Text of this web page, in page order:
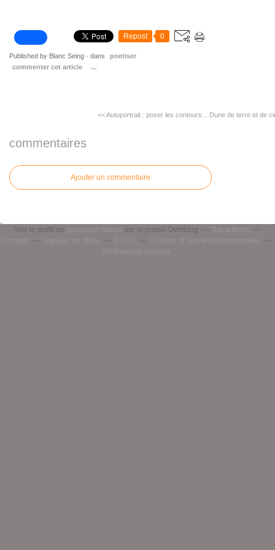
Repost 0
Published by Blanc Seing - dans
poetiser
commenter cet article
…
<< Autoportrait : poser les contours... Dune de terre et de
commentaires
Ajouter un commentaire
Voir le profil de jean-paul vialard sur le portail Overblog
Top articles
Contact
Signaler un abus C.G.U.
Cookies et données personnelles
Préférences cookies